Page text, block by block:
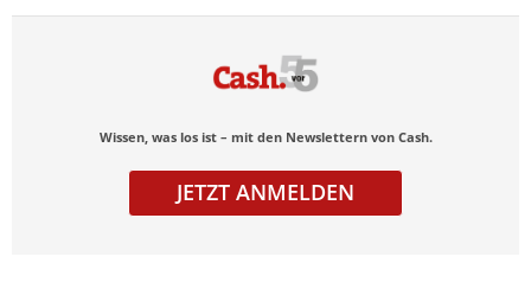
Wissen, was los ist – mit den Newslettern von Cash.
JETZT ANMELDEN